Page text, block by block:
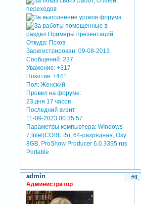
Откуда: Псков
Зарегистрирован: 09-08-2013
Сообщений: 237
Уважение: +317
Позитив: +441
Пол: Женский
Провел на форуме:
23 дня 17 часов
Последний визит:
11-09-2023 00:35:57
Параметры компьютера: Windows
7,Intel(CORE i5), 64-разрядная, Озу
8GB, ProShow Producer 6.0.3395 rus
Portable
4
admin
Администратор